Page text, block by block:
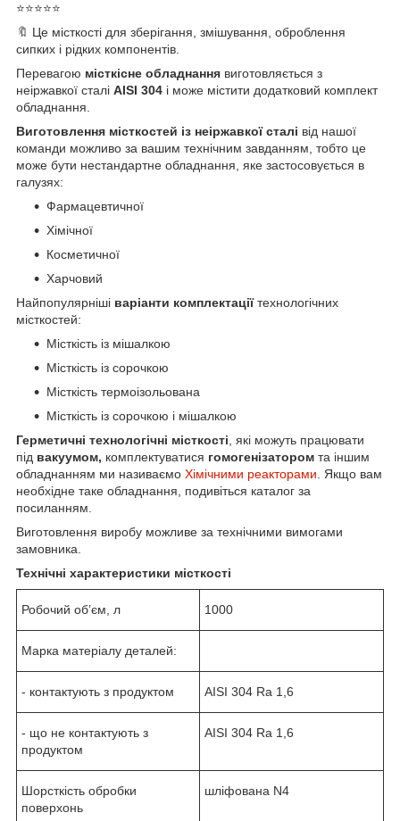
⭐⭐⭐⭐⭐
🔖 Це місткості для зберігання, змішування, оброблення
сипких і рідких компонентів.
Перевагою місткісне обладнання виготовляється з
неіржавкої сталі AISI 304 і може містити додатковий комплект
обладнання.
Виготовлення місткостей із неіржавкої сталі від нашої
команди можливо за вашим технічним завданням, тобто це
може бути нестандартне обладнання, яке застосовується в
галузях:
Фармацевтичної
Хімічної
Косметичної
Харчовий
Найпопулярніші варіанти комплектаціїтехнологічних
місткостей:
Місткість із мішалкою
Місткість із сорочкою
Місткість термоізольована
Місткість із сорочкою і мішалкою
Герметичні технологічні місткості, які можуть працювати
під вакуумом, комплектуватися гомогенізатором та іншим
обладнанням ми називаємо Хімічними реакторами. Якщо вам
необхідне таке обладнання, подивіться каталог за
посиланням.
Виготовлення виробу можливе за технічними вимогами
замовника.
Технічні характеристики місткості
Робочий об’єм, л 1000
Марка матеріалу деталей:
- контактують з продуктом AISI 304 Ra 1,6
- що не контактують з
продуктом
AISI 304 Ra 1,6
Шорсткість обробки
поверхонь
шліфована N4